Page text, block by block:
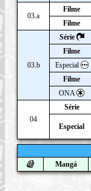
03.a
Filme
Filme
03.b
Série
Filme
Especial
Filme
ONA
04
Série
Especial
Mangá